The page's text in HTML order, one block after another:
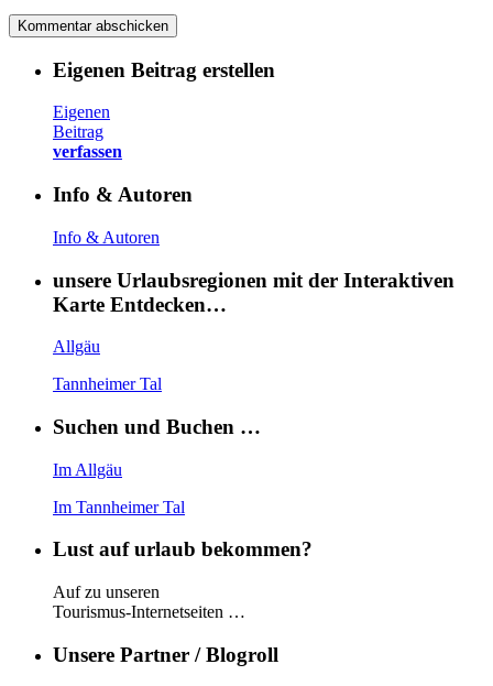
Eigenen Beitrag erstellen
Eigenen
Beitrag
verfassen
Info & Autoren
Info & Autoren
unsere Urlaubsregionen mit der Interaktiven
Karte Entdecken…
Allgäu
Tannheimer Tal
Suchen und Buchen …
Im Allgäu
Im Tannheimer Tal
Lust auf urlaub bekommen?
Auf zu unseren
Tourismus-Internetseiten …
Unsere Partner / Blogroll